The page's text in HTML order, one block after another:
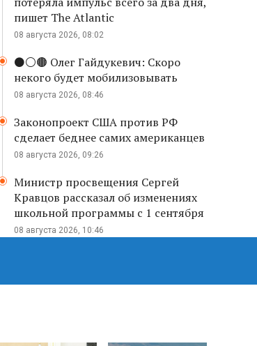
пишет The Atlantic
08 августа 2026, 08:02
⚫️⚪️🟤 Олег Гайдукевич: Скоро
некого будет мобилизовывать
08 августа 2026, 08:46
Законопроект США против РФ
сделает беднее самих американцев
08 августа 2026, 09:26
Министр просвещения Сергей
Кравцов рассказал об изменениях
школьной программы с 1 сентября
08 августа 2026, 10:46